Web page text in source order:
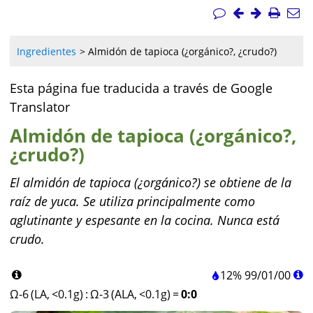
Ingredientes Almidón de tapioca (¿orgánico?, ¿crudo?)
Esta página fue traducida a través de Google
Translator
Almidón de tapioca (¿orgánico?,
¿crudo?)
El almidón de tapioca (¿orgánico?) se obtiene de la
raíz de yuca. Se utiliza principalmente como
aglutinante y espesante en la cocina. Nunca está
crudo.
12%99/01/00
Ω-6 (LA, <0.1g) :Ω-3 (ALA, <0.1g) =0:0